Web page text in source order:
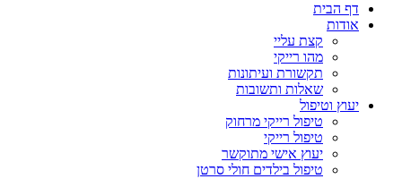
דף הבית
אודות
קצת עליי
מהו רייקי
תקשורת ועיתונות
שאלות ותשובות
יעוץ וטיפול
טיפול רייקי מרחוק
טיפול רייקי
יעוץ אישי מתוקשר
טיפול בילדים חולי סרטן